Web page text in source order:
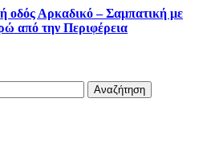
οδός Αρκαδικό – Σαμπατική με
από την Περιφέρεια